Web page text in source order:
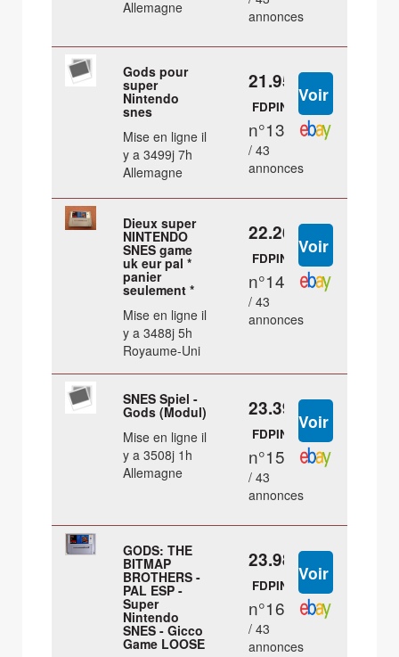
Allemagne
annonces
Gods pour
super
Nintendo
snes
Mise en ligne il
y a 3499j 7h
Allemagne
21.95 €
FDPIN
n°13
/ 43
annonces
Dieux super
NINTENDO
SNES game
uk eur pal *
panier
seulement *
Mise en ligne il
y a 3488j 5h
Royaume-Uni
22.26 €
FDPIN
n°14
/ 43
annonces
SNES Spiel -
Gods (Modul)
Mise en ligne il
y a 3508j 1h
Allemagne
23.39 €
FDPIN
n°15
/ 43
annonces
GODS: THE
BITMAP
BROTHERS -
PAL ESP -
Super
Nintendo
SNES - Gicco
Game LOOSE
23.98 €
FDPIN
n°16
/ 43
annonces